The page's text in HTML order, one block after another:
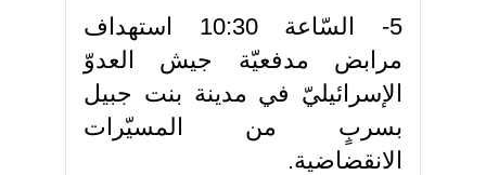
5- السّاعة 10:30 استهداف
مرابض مدفعيّة جيش العدوّ
الإسرائيليّ في مدينة بنت جبيل
بسربٍ من المسيّرات
الانقضاضية.